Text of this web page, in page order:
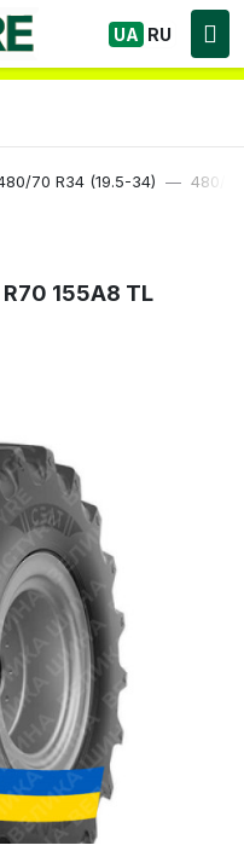
Шин, швидка
UA RU
70 R34 (19.5-34) 480/
155A8 TL